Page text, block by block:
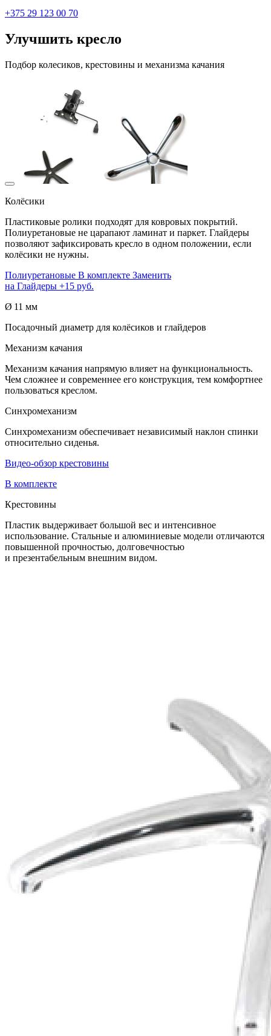
+375 29 123 00 70
Улучшить кресло
Подбор колесиков, крестовины и механизма качания
Колёсики
Пластиковые ролики подходят для ковровых покрытий.
Полиуретановые не царапают ламинат и паркет. Глайдеры
позволяют зафиксировать кресло в одном положении, если
колёсики не нужны.
Полиуретановые В комплекте Заменить
на Глайдеры +15 руб.
Ø 11 мм
Посадочный диаметр для колёсиков и глайдеров
Механизм качания
Механизм качания напрямую влияет на функциональность.
Чем сложнее и современнее его конструкция, тем комфортнее
пользоваться креслом.
Синхромеханизм
Синхромеханизм обеспечивает независимый наклон спинки
относительно сиденья.
Видео-обзор крестовины
В комплекте
Крестовины
Пластик выдерживает большой вес и интенсивное
использование. Стальные и алюминиевые модели отличаются
повышенной прочностью, долговечностью
и презентабельным внешним видом.